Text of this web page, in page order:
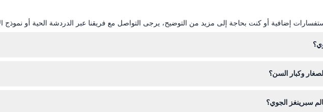
إضافية أو كنت بحاجة إلى مزيد من التوضيح، يرجى التواصل مع فريقنا عبر الدردشة الحية أو نموذج
وكبار السن؟
صحي أو مشكلات في الحركة قبل الحجز.
سبرينغز الجوي؟